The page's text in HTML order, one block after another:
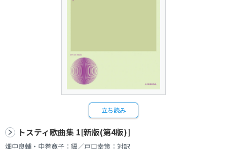
立ち読み
トスティ歌曲集 1[新版(第4版)]
畑中良輔・中巻寛子：編／戸口幸策：対訳